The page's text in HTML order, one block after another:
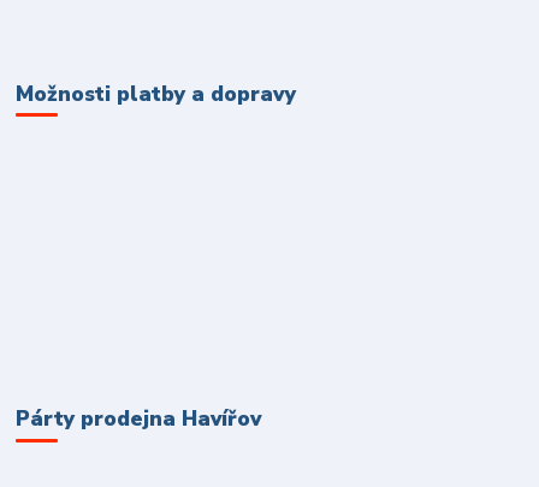
Možnosti platby a dopravy
Párty prodejna Havířov